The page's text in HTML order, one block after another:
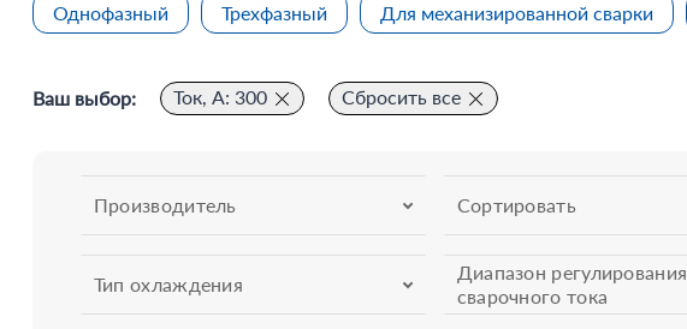
Однофазный Трехфазный Для механизированной сварки
Ваш выбор: Ток, А: 300 Сбросить все
Сортировать
Производитель
Тип охлаждения
Диапазон регулирования
сварочного тока